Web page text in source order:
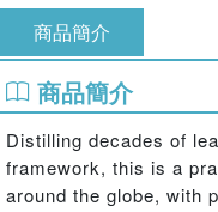
商品簡介
商品簡介
Distilling decades of
framework, this is a
around the globe, with